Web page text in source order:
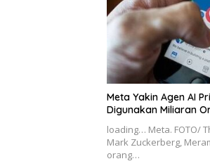
Meta Yakin Agen AI
Digunakan Miliaran
loading… Meta. FOTO/
Mark Zuckerberg,
orang…